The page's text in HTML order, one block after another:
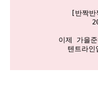
[반짝
이제 가을
텐트라